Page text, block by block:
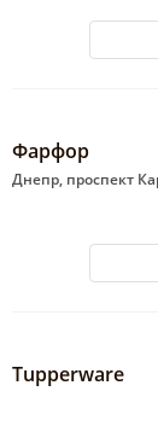
Фарфор
Днепр, проспект
Tupperware